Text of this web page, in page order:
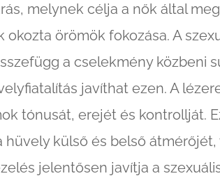
melynek célja a nők által
okozta örömök fokozása. A
a cselekmény közbeni
javíthat ezen. A
tónusát, erejét és kontrollját.
hüvely külső és belső
jelentősen javítja a